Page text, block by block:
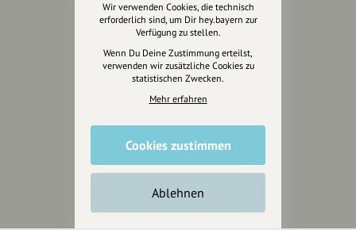
Wir verwenden Cookies, die technisch
erforderlich sind, um Dir hey.bayern zur
Verfügung zu stellen.
Wenn Du Deine Zustimmung erteilst,
verwenden wir zusätzliche Cookies zu
statistischen Zwecken.
Mehr erfahren
Cookies zustimmen
Ablehnen